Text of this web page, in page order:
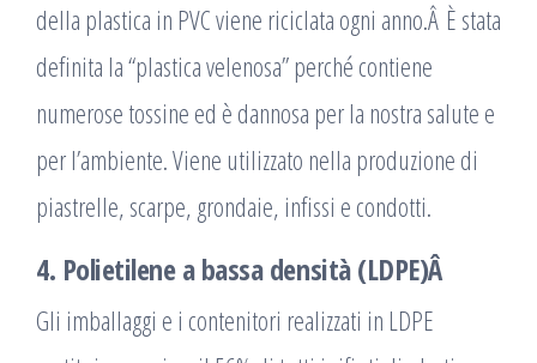
della plastica in PVC viene riciclata ogni anno.Â È stata
definita la “plastica velenosa” perché contiene
numerose tossine ed è dannosa per la nostra salute e
per l’ambiente. Viene utilizzato nella produzione di
piastrelle, scarpe, grondaie, infissi e condotti.
4. Polietilene a bassa densità (LDPE)Â
Gli imballaggi e i contenitori realizzati in LDPE